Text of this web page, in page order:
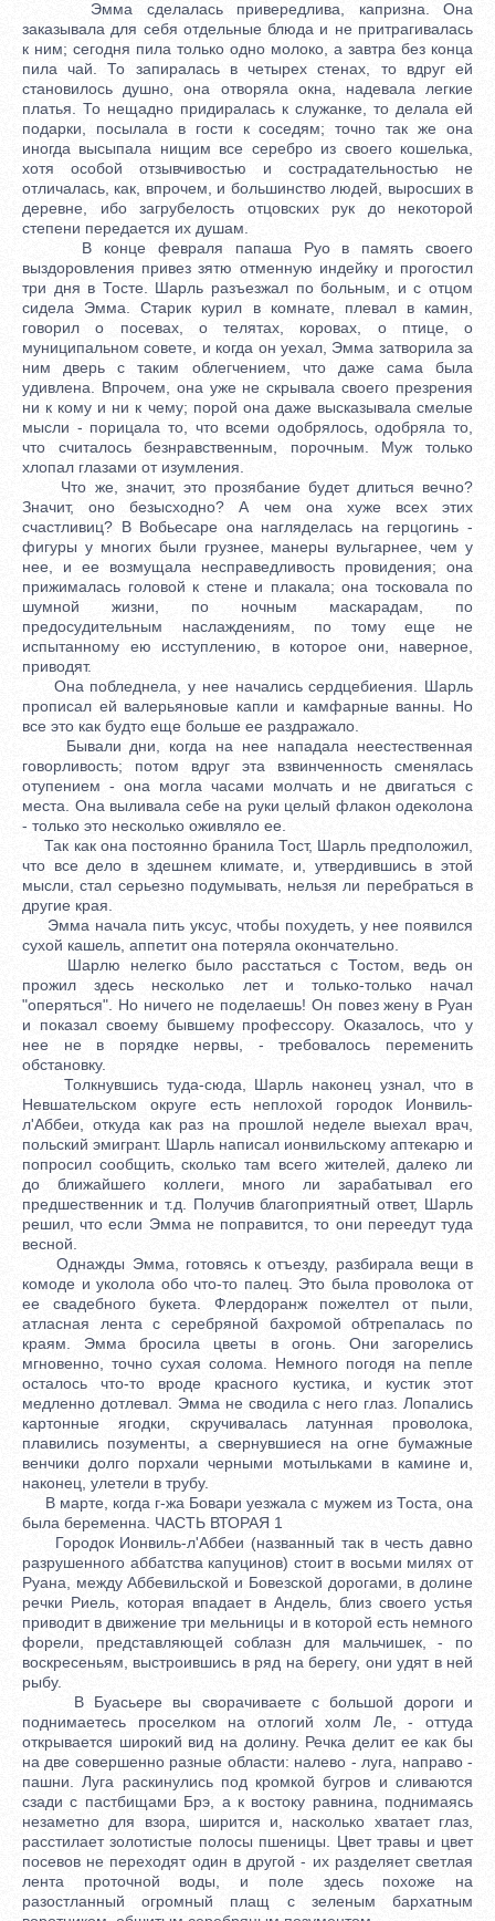
Эмма сделалась привередлива, капризна. Она
заказывала для себя отдельные блюда и не притрагивалась
к ним; сегодня пила только одно молоко, а завтра без конца
пила чай. То запиралась в четырех стенах, то вдруг ей
становилось душно, она отворяла окна, надевала легкие
платья. То нещадно придиралась к служанке, то делала ей
подарки, посылала в гости к соседям; точно так же она
иногда высыпала нищим все серебро из своего кошелька,
хотя особой отзывчивостью и сострадательностью не
отличалась, как, впрочем, и большинство людей, выросших в
деревне, ибо загрубелость отцовских рук до некоторой
степени передается их душам.
В конце февраля папаша Руо в память своего
выздоровления привез зятю отменную индейку и прогостил
три дня в Тосте. Шарль разъезжал по больным, и с отцом
сидела Эмма. Старик курил в комнате, плевал в камин,
говорил о посевах, о телятах, коровах, о птице, о
муниципальном совете, и когда он уехал, Эмма затворила за
ним дверь с таким облегчением, что даже сама была
удивлена. Впрочем, она уже не скрывала своего презрения
ни к кому и ни к чему; порой она даже высказывала смелые
мысли - порицала то, что всеми одобрялось, одобряла то,
что считалось безнравственным, порочным. Муж только
хлопал глазами от изумления.
Что же, значит, это прозябание будет длиться вечно?
Значит, оно безысходно? А чем она хуже всех этих
счастливиц? В Вобьесаре она нагляделась на герцогинь -
фигуры у многих были грузнее, манеры вульгарнее, чем у
нее, и ее возмущала несправедливость провидения; она
прижималась головой к стене и плакала; она тосковала по
шумной жизни, по ночным маскарадам, по
предосудительным наслаждениям, по тому еще не
испытанному ею исступлению, в которое они, наверное,
приводят.
Она побледнела, у нее начались сердцебиения. Шарль
прописал ей валерьяновые капли и камфарные ванны. Но
все это как будто еще больше ее раздражало.
Бывали дни, когда на нее нападала неестественная
говорливость; потом вдруг эта взвинченность сменялась
отупением - она могла часами молчать и не двигаться с
места. Она выливала себе на руки целый флакон одеколона
- только это несколько оживляло ее.
Так как она постоянно бранила Тост, Шарль предположил,
что все дело в здешнем климате, и, утвердившись в этой
мысли, стал серьезно подумывать, нельзя ли перебраться в
другие края.
Эмма начала пить уксус, чтобы похудеть, у нее появился
сухой кашель, аппетит она потеряла окончательно.
Шарлю нелегко было расстаться с Тостом, ведь он
прожил здесь несколько лет и только-только начал
"оперяться". Но ничего не поделаешь! Он повез жену в Руан
и показал своему бывшему профессору. Оказалось, что у
нее не в порядке нервы, - требовалось переменить
обстановку.
Толкнувшись туда-сюда, Шарль наконец узнал, что в
Невшательском округе есть неплохой городок Ионвиль-
л'Аббеи, откуда как раз на прошлой неделе выехал врач,
польский эмигрант. Шарль написал ионвильскому аптекарю и
попросил сообщить, сколько там всего жителей, далеко ли
до ближайшего коллеги, много ли зарабатывал его
предшественник и т.д. Получив благоприятный ответ, Шарль
решил, что если Эмма не поправится, то они переедут туда
весной.
Однажды Эмма, готовясь к отъезду, разбирала вещи в
комоде и уколола обо что-то палец. Это была проволока от
ее свадебного букета. Флердоранж пожелтел от пыли,
атласная лента с серебряной бахромой обтрепалась по
краям. Эмма бросила цветы в огонь. Они загорелись
мгновенно, точно сухая солома. Немного погодя на пепле
осталось что-то вроде красного кустика, и кустик этот
медленно дотлевал. Эмма не сводила с него глаз. Лопались
картонные ягодки, скручивалась латунная проволока,
плавились позументы, а свернувшиеся на огне бумажные
венчики долго порхали черными мотыльками в камине и,
наконец, улетели в трубу.
В марте, когда г-жа Бовари уезжала с мужем из Тоста, она
была беременна. ЧАСТЬ ВТОРАЯ 1
Городок Ионвиль-л'Аббеи (названный так в честь давно
разрушенного аббатства капуцинов) стоит в восьми милях от
Руана, между Аббевильской и Бовезской дорогами, в долине
речки Риель, которая впадает в Андель, близ своего устья
приводит в движение три мельницы и в которой есть немного
форели, представляющей соблазн для мальчишек, - по
воскресеньям, выстроившись в ряд на берегу, они удят в ней
рыбу.
В Буасьере вы сворачиваете с большой дороги и
поднимаетесь проселком на отлогий холм Ле, - оттуда
открывается широкий вид на долину. Речка делит ее как бы
на две совершенно разные области: налево - луга, направо -
пашни. Луга раскинулись под кромкой бугров и сливаются
сзади с пастбищами Брэ, а к востоку равнина, поднимаясь
незаметно для взора, ширится и, насколько хватает глаз,
расстилает золотистые полосы пшеницы. Цвет травы и цвет
посевов не переходят один в другой - их разделяет светлая
лента проточной воды, и поле здесь похоже на
разостланный огромный плащ с зеленым бархатным